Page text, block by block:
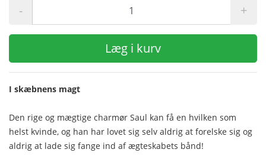
- +
Læg i kurv
I skæbnens magt
Den rige og mægtige charmør Saul kan få en hvilken som
helst kvinde, og han har lovet sig selv aldrig at forelske sig og
aldrig at lade sig fange ind af ægteskabets bånd!